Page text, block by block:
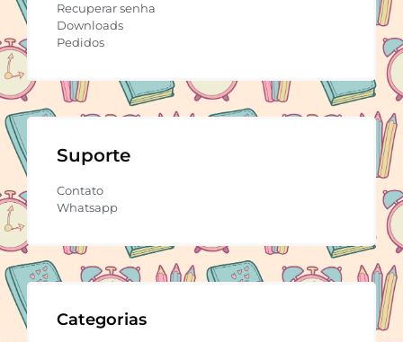
Recuperar senha
Downloads
Pedidos
Suporte
Contato
Whatsapp
Categorias